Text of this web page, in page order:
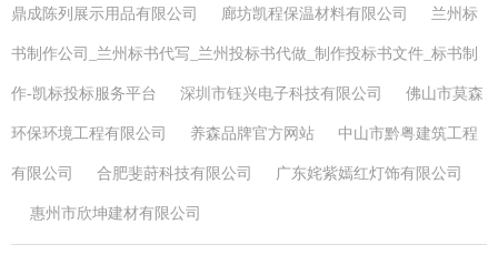
鼎成陈列展示用品有限公司 廊坊凯程保温材料有限公司 兰州标
书制作公司_兰州标书代写_兰州投标书代做_制作投标书文件_标书制
作-凯标投标服务平台 深圳市钰兴电子科技有限公司 佛山市莫森
环保环境工程有限公司 养森品牌官方网站 中山市黔粤建筑工程
有限公司 合肥斐莳科技有限公司 广东姹紫嫣红灯饰有限公司
惠州市欣坤建材有限公司